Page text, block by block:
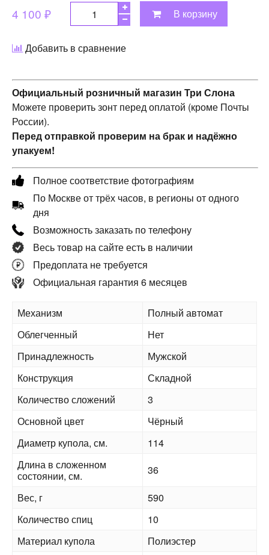
4 100 ₽ В корзину
Добавить в сравнение
Официальный розничный магазин Три Слона
Можете проверить зонт перед оплатой (кроме Почты
России).
Перед отправкой проверим на брак и надёжно
упакуем!
Полное соответствие фотографиям
По Москве от трёх часов, в регионы от одного
дня
Возможность заказать по телефону
Весь товар на сайте есть в наличии
Предоплата не требуется
Официальная гарантия 6 месяцев
Механизм
Полный автомат
Облегченный
Нет
Принадлежность
Мужской
Конструкция
Складной
Количество сложений
3
Основной цвет
Чёрный
Диаметр купола, см.
114
Длина в сложенном
состоянии, см.
36
Вес, г
590
Количество спиц
10
Материал купола
Полиэстер